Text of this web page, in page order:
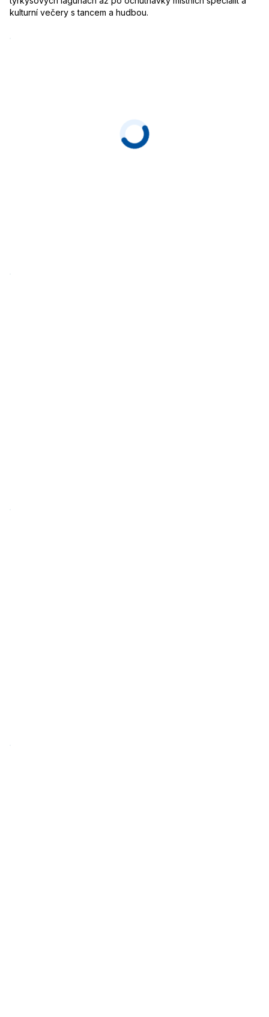
kulturní večery s tancem a hudbou.